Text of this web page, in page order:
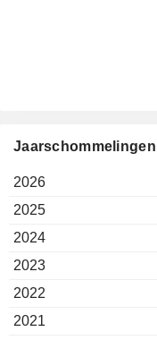
Jaarschommelingen
2026
2025
2024
2023
2022
2021